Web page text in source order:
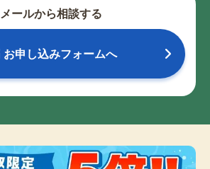
メールから相談する
お申し込みフォームへ